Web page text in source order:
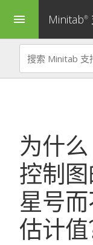
menu Minitab®
为什
控制
星号
估计值